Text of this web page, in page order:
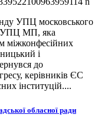
УПЦ московського
УПЦ МП, яка
міжконфесійних
і
до
керівників ЄС
інституцій....
обласної ради